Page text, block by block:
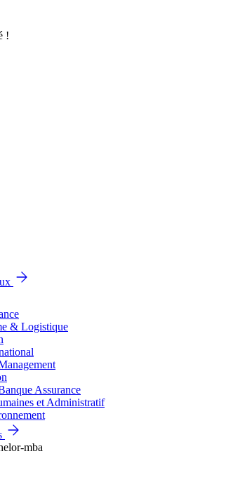
!
& Logistique
Assurance
et Administratif